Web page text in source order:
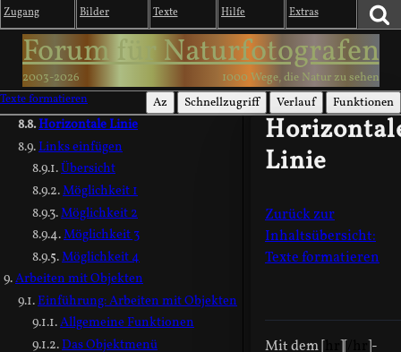
Zugang Bilder Texte Hilfe Extras
Forum für Naturfotografen
2003-2026
1000 Wege, die Natur zu sehen
Texte formatieren
Az Schnellzugriff Verlauf Funktionen
Blöcke mit Rahmen
Blöcke mit einem Rand
Absätze und Leerzeilen in
Aufzählungen und anderen
Formatierungen
Horizontale Linie
Links einfügen
Übersicht
Möglichkeit 1
Möglichkeit 2
Möglichkeit 3
Möglichkeit 4
Arbeiten mit Objekten
Einführung: Arbeiten mit Objekten
Allgemeine Funktionen
Das Objektmenü
Linie
Zurück zur
Inhaltsübersicht:
Texte formatieren
Mit dem [ ][
]-